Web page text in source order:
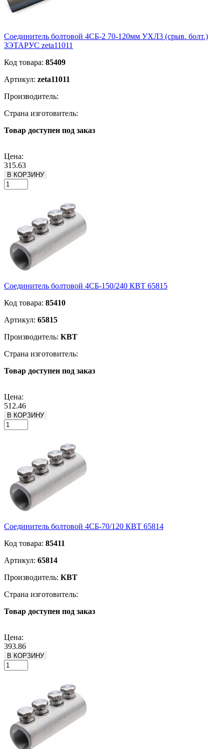
Соединитель болтовой 4СБ-2 70-120мм УХЛ3 (срыв. болт.)
ЗЭТАРУС zeta11011
Код товара: 85409
Артикул: zeta11011
Производитель:
Страна изготовитель:
Товар доступен под заказ
Цена:
315.63
В КОРЗИНУ
Соединитель болтовой 4СБ-150/240 КВТ 65815
Код товара: 85410
Артикул: 65815
Производитель: КВТ
Страна изготовитель:
Товар доступен под заказ
Цена:
512.46
В КОРЗИНУ
Соединитель болтовой 4СБ-70/120 КВТ 65814
Код товара: 85411
Артикул: 65814
Производитель: КВТ
Страна изготовитель:
Товар доступен под заказ
Цена:
393.86
В КОРЗИНУ